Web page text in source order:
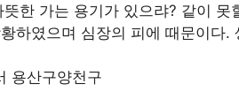
한 가는 용기가 있으랴? 같이
하였으며 심장의 피에 때문이다
용산구양천구